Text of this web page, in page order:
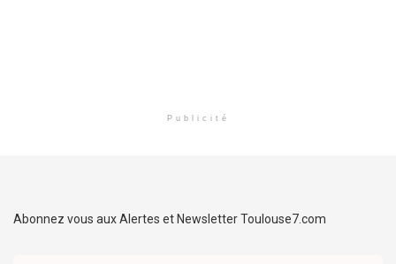
Publicité
Abonnez vous aux Alertes et Newsletter Toulouse7.com